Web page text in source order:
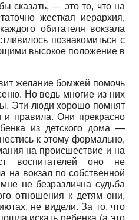
сказать, — это то, что на
жесткая иерархия,
обитателя вокзала
познакомиться с
высокое положение в
желание бомжей помочь
Но ведь многие из них
Эти люди хорошо помнят
и правила. Они прекрасно
из детского дома —
к этому формально,
на происшествие и на
воспитателей оно не
на вокзал по собственной
не безразлична судьба
отношения к детям они,
не видели. За то, что
искать ребенка (а это